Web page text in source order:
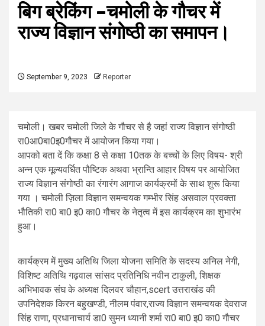
बिग ब्रेकिंग –चमोली के गौचर में
राज्य विज्ञान संगोष्ठी का समापन।
September 9, 2023 Reporter
चमोली। खबर चमोली जिले के गौचर से है जहां राज्य विज्ञान संगोष्ठी
रा0आ0बा0इ0गौचर में आयोजन किया गया।
आपको बता दें कि कक्षा 8 से कक्षा 10तक के बच्चों के लिए विषय- श्री
अन्न एक मूल्यवर्धित पौष्टिक अथवा भ्रान्ति आहार विषय पर आयोजित
राज्य विज्ञान संगोष्ठी का रंगारंग आगाज कार्यक्रमों के साथ शुरू किया
गया । चमोली ज़िला विज्ञान समन्वयक गम्भीर सिंह असवाल प्रवक्ता
भौतिकी रा0 बा0 इ0 का0 गौचर के नेतृत्व में इस कार्यक्रम का शुभारंभ
हुआ।
कार्यक्रम में मुख्य अतिथि जिला योजना समिति के सदस्य अनिल नेगी,
विशिष्ट अतिथि गढ़वाल सांसद प्रतिनिधि नवीन टाकुली, शिक्षक
अभिभावक संघ के अध्यक्ष दिलवर चौहान,scert उत्तराखंड की
उपनिदेशक किरन बहुखण्डी, नीलम पंवार,राज्य विज्ञान समन्वयक देवराज
सिंह राणा, प्रधानाचार्य डा0 सुमन ध्यानी शर्मा रा0 बा0 इ0 का0 गौचर